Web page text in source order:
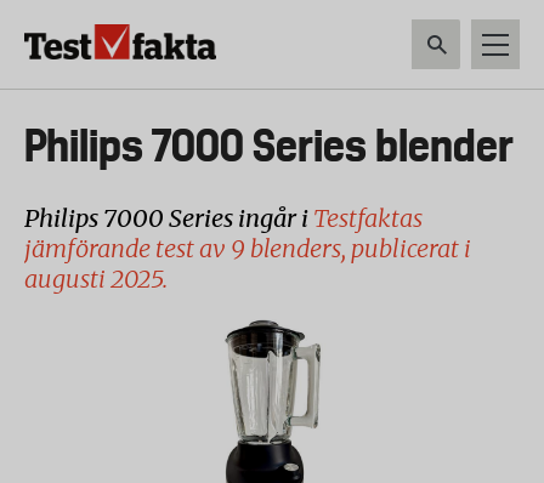
Huvudmeny
ny
Philips 7000 Series blender
Philips 7000 Series ingår i Testfaktas
jämförande test av 9 blenders, publicerat i
augusti 2025.